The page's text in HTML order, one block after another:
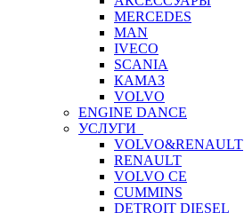
MERCEDES
MAN
IVECO
SCANIA
КАМАЗ
VOLVO
ENGINE DANCE
УСЛУГИ
VOLVO&RENAULT
RENAULT
VOLVO CE
CUMMINS
DETROIT DIESEL